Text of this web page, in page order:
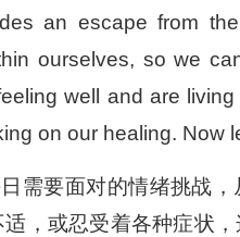
an escape from
ourselves, so we
well and are
on our healing. Now
需要面对的情绪挑战
，或忍受着各种症状